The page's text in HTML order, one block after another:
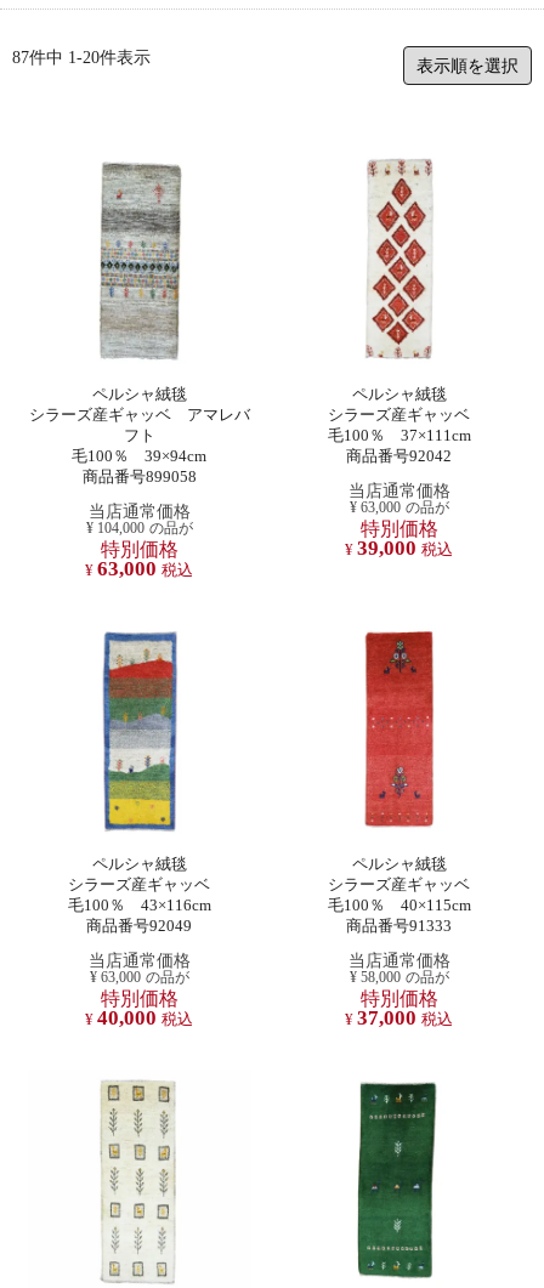
87件中 1-20件表示
ペルシャ絨毯
シラーズ産ギャッベ アマレバ
フト
毛100％ 39×94cm
商品番号899058
当店通常価格
¥ 104,000 の品が
特別価格
¥ 63,000 税込
ペルシャ絨毯
シラーズ産ギャッベ
毛100％ 37×111cm
商品番号92042
当店通常価格
¥ 63,000 の品が
特別価格
¥ 39,000 税込
ペルシャ絨毯
シラーズ産ギャッベ
毛100％ 43×116cm
商品番号92049
当店通常価格
¥ 63,000 の品が
特別価格
¥ 40,000 税込
ペルシャ絨毯
シラーズ産ギャッベ
毛100％ 40×115cm
商品番号91333
当店通常価格
¥ 58,000 の品が
特別価格
¥ 37,000 税込